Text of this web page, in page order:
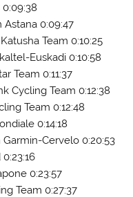
Astana 0:09:47
Team 0:10:25
Euskadi 0:10:58
Team 0:11:37
Cycling Team 0:12:38
Team 0:12:48
0:14:18
Garmin-Cervelo 0:20:53
0:23:57
Team 0:27:37